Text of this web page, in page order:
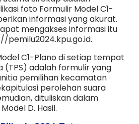
foto Formulir Model C1-
informasi yang akurat.
mengakses informasi itu
pemilu2024.kpu.go.id.
C1-Plano di setiap tempat
(TPS) adalah formulir yang
pemilihan kecamatan
perolehan suara
dituliskan dalam
D. Hasil.